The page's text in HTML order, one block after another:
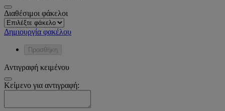
Διαθέσιμοι φάκελοι
Δημιουργία φακέλου
Προσθήκη
Αντιγραφή κειμένου
Κείμενο για αντιγραφή: